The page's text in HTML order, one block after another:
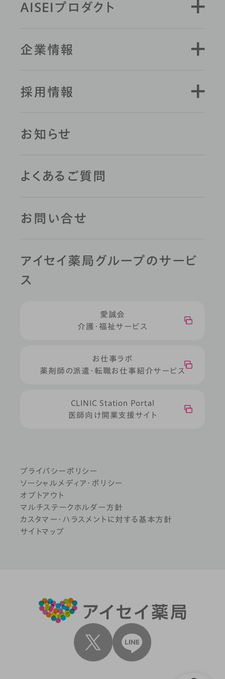
AISEIプロダクト
企業情報
採用情報
お知らせ
よくあるご質問
お問い合せ
アイセイ薬局グループのサービ
ス
愛誠会
介護・福祉サービス
お仕事ラボ
薬剤師の派遣・転職お仕事紹介サービス
CLINIC Station Portal
医師向け開業支援サイト
プライバシーポリシー
ソーシャルメディア・ポリシー
オプトアウト
マルチステークホルダー方針
カスタマー・ハラスメントに対する基本方針
サイトマップ